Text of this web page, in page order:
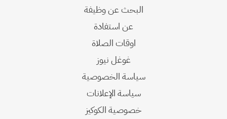
البحث عن وظيفة
عن استفادة
اوقات الصلاة
غوغل نيوز
سياسة الخصوصية
سياسة الإعلانات
خصوصية الكوكيز